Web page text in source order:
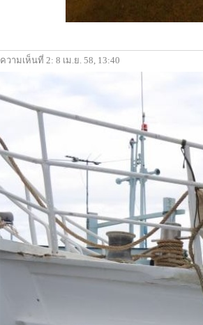
ความเห็นที่ 2: 8 เม.ย. 58, 13:40